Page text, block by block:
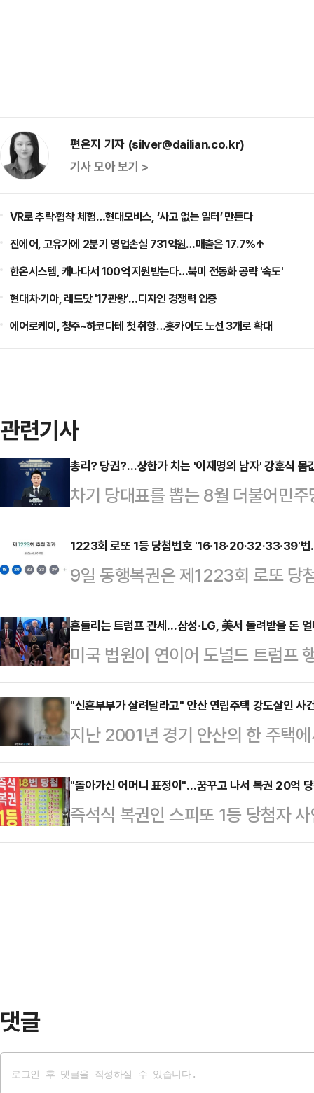
편은지 기자 (silver@dailian.co.kr)
기사 모아 보기 >
VR로 추락·협착 체험…현대모비스, ‘사고 없는 일터’ 만든다
진에어, 고유가에 2분기 영업손실 731억원…매출은 17.7%↑
한온시스템, 캐나다서 100억 지원받는다…북미 전동화 공략 '속도'
현대차·기아, 레드닷 '17관왕'…디자인 경쟁력 입증
에어로케이, 청주~하코다테 첫 취항…홋카이도 노선 3개로 확대
관련기사
총리? 당권?…상한가 치는 '이재명의 남자' 강훈식 몸
차기 당대표를 뽑는 8월 더불어민
서실장의 거취에 이목이 쏠리고 있
전 가능성이 동시에 제기되면서, 강
습이다.김민석 국무총리의 '당권 도
시 수면 위로 떠오르고 있다. 김 총
불어민주당 전당대회 출마를 위해
이라는 말이 나온다.강 실장은 이재
며 '정치적 체급…
1223회 로또 1등 당첨번호 '16·18·20·32·33·39'
9일 동행복권은 제1223회 로또 당
고 밝혔다. 보너스 번호는 26번이
16명으로, 각각 18억5755만원 받
한 2등은 103명으로 각 4809만원
명으로 142만원씩을 받는다.당첨
은 16만1967명, 당첨번호 3개가
만6882명이다.로또 1등 당첨지역
흔들리는 트럼프 관세…삼성·LG, 美서 돌려받을 돈
미국 법원이 연이어 도널드 트럼프
전자와 LG전자 등 국내 주요 기업
한국 가전업체들이 수천억원에서
을 수 있다는 관측이다. 다만 트럼
만큼 실제 환급 여부와 시점은 불투
국 국제무역법원(USCIT)은 지난 7
이 상호관세를 대체하기 위해 도입
내렸다. …
"신혼부부가 살려달라고" 안산 연립주택 강도살인
지난 2001년 경기 안산의 한 주택
다.9일 SBS '그것이 알고 싶다'(이
신혼부부가 거주하는 안산 고잔동
흉기를 휘둘러 신혼부부를 무차별
남편은 흉기에 수십 차례 찔려 끝내
"돌아가신 어머니 표정이"…꿈꾸고 나서 복권 20억
즉석식 복권인 스피또 1등 당첨자
탁사업자 동행복권은 홈페이지를
댓글